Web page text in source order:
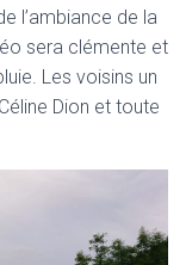
l’ambiance de la
sera clémente et
Les voisins un
Dion et toute